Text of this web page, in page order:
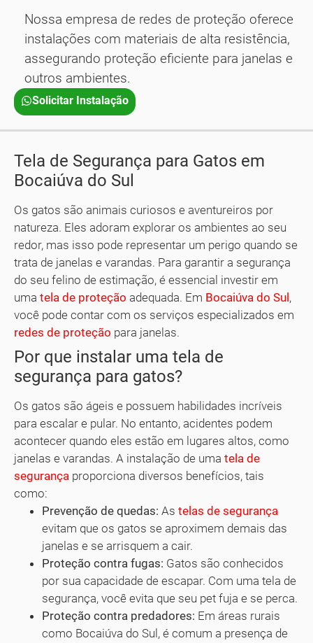
Nossa empresa de redes de proteção oferece
instalações com materiais de alta resistência,
assegurando proteção eficiente para janelas e
outros ambientes.
Solicitar Instalação
Tela de Segurança para Gatos em
Bocaiúva do Sul
Os gatos são animais curiosos e aventureiros por
natureza. Eles adoram explorar os ambientes ao seu
redor, mas isso pode representar um perigo quando se
trata de janelas e varandas. Para garantir a segurança
do seu felino de estimação, é essencial investir em
uma tela de proteção adequada. Em Bocaiúva do Sul ,
você pode contar com os serviços especializados em
redes de proteção para janelas.
Por que instalar uma tela de
segurança para gatos?
Os gatos são ágeis e possuem habilidades incríveis
para escalar e pular. No entanto, acidentes podem
acontecer quando eles estão em lugares altos, como
janelas e varandas. A instalação de uma tela de
segurança proporciona diversos benefícios, tais
como:
Prevenção de quedas: As telas de segurança
evitam que os gatos se aproximem demais das
janelas e se arrisquem a cair.
Proteção contra fugas: Gatos são conhecidos
por sua capacidade de escapar. Com uma tela de
segurança, você evita que seu pet fuja e se perca.
Proteção contra predadores: Em áreas rurais
como Bocaiúva do Sul, é comum a presença de